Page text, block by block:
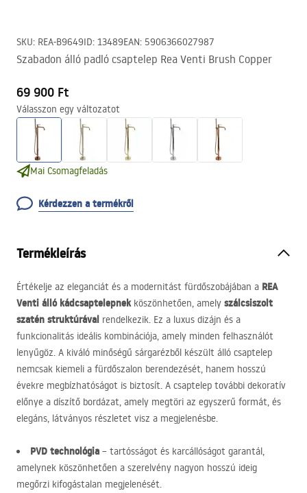
SKU: REA-B9649ID: 13489EAN: 5906366027987
Szabadon álló padló csaptelep Rea Venti Brush Copper
69 900 Ft
Válasszon egy változatot
Mai Csomagfeladás
Kérdezzen a termékről
Termékleírás
Értékelje az eleganciát és a modernitást fürdőszobájában a REA
Venti álló kádcsaptelepnekköszönhetően, amely szálcsiszolt
szatén struktúrával rendelkezik. Ez a luxus dizájn és a
funkcionalitás ideális kombinációja, amely minden felhasználót
lenyűgöz. A kiváló minőségű sárgarézből készült álló csaptelep
nemcsak kiemeli a fürdőszalon berendezését, hanem hosszú
évekre megbízhatóságot is biztosít. A csaptelep további dekoratív
előnye a díszítő bordázat, amely megtöri az egyszerű formát, és
elegáns, látványos részletet visz a megjelenésbe.
PVD technológia – tartósságot és karcállóságot garantál,
amelynek köszönhetően a szerelvény nagyon hosszú ideig
megőrzi kifogástalan megjelenését.